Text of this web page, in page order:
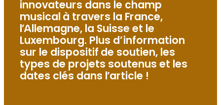
innovateurs dans le champ
musical à travers la France,
l’Allemagne, la Suisse et le
Luxembourg. Plus d’information
sur le dispositif de soutien, les
types de projets soutenus et les
dates clés dans l’article !